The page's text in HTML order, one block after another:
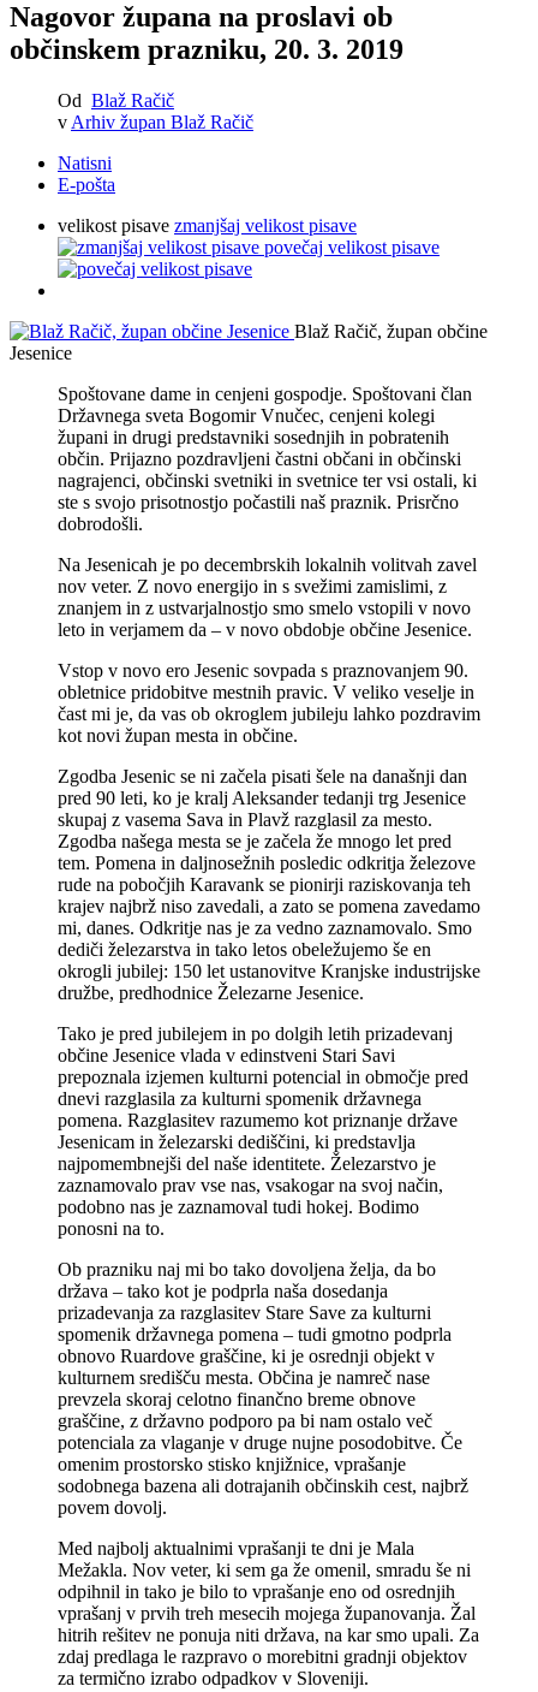
Nagovor župana na proslavi ob
občinskem prazniku, 20. 3. 2019
Od Blaž Račič
v Arhiv župan Blaž Račič
Natisni
E-pošta
velikost pisave zmanjšaj velikost pisave
povečaj velikost pisave
Blaž Račič, župan občine
Jesenice
Spoštovane dame in cenjeni gospodje. Spoštovani član
Državnega sveta Bogomir Vnučec, cenjeni kolegi
župani in drugi predstavniki sosednjih in pobratenih
občin. Prijazno pozdravljeni častni občani in občinski
nagrajenci, občinski svetniki in svetnice ter vsi ostali, ki
ste s svojo prisotnostjo počastili naš praznik. Prisrčno
dobrodošli.
Na Jesenicah je po decembrskih lokalnih volitvah zavel
nov veter. Z novo energijo in s svežimi zamislimi, z
znanjem in z ustvarjalnostjo smo smelo vstopili v novo
leto in verjamem da – v novo obdobje občine Jesenice.
Vstop v novo ero Jesenic sovpada s praznovanjem 90.
obletnice pridobitve mestnih pravic. V veliko veselje in
čast mi je, da vas ob okroglem jubileju lahko pozdravim
kot novi župan mesta in občine.
Zgodba Jesenic se ni začela pisati šele na današnji dan
pred 90 leti, ko je kralj Aleksander tedanji trg Jesenice
skupaj z vasema Sava in Plavž razglasil za mesto.
Zgodba našega mesta se je začela že mnogo let pred
tem. Pomena in daljnosežnih posledic odkritja železove
rude na pobočjih Karavank se pionirji raziskovanja teh
krajev najbrž niso zavedali, a zato se pomena zavedamo
mi, danes. Odkritje nas je za vedno zaznamovalo. Smo
dediči železarstva in tako letos obeležujemo še en
okrogli jubilej: 150 let ustanovitve Kranjske industrijske
družbe, predhodnice Železarne Jesenice.
Tako je pred jubilejem in po dolgih letih prizadevanj
občine Jesenice vlada v edinstveni Stari Savi
prepoznala izjemen kulturni potencial in območje pred
dnevi razglasila za kulturni spomenik državnega
pomena. Razglasitev razumemo kot priznanje države
Jesenicam in železarski dediščini, ki predstavlja
najpomembnejši del naše identitete. Železarstvo je
zaznamovalo prav vse nas, vsakogar na svoj način,
podobno nas je zaznamoval tudi hokej. Bodimo
ponosni na to.
Ob prazniku naj mi bo tako dovoljena želja, da bo
država – tako kot je podprla naša dosedanja
prizadevanja za razglasitev Stare Save za kulturni
spomenik državnega pomena – tudi gmotno podprla
obnovo Ruardove graščine, ki je osrednji objekt v
kulturnem središču mesta. Občina je namreč nase
prevzela skoraj celotno finančno breme obnove
graščine, z državno podporo pa bi nam ostalo več
potenciala za vlaganje v druge nujne posodobitve. Če
omenim prostorsko stisko knjižnice, vprašanje
sodobnega bazena ali dotrajanih občinskih cest, najbrž
povem dovolj.
Med najbolj aktualnimi vprašanji te dni je Mala
Mežakla. Nov veter, ki sem ga že omenil, smradu še ni
odpihnil in tako je bilo to vprašanje eno od osrednjih
vprašanj v prvih treh mesecih mojega županovanja. Žal
hitrih rešitev ne ponuja niti država, na kar smo upali. Za
zdaj predlaga le razpravo o morebitni gradnji objektov
za termično izrabo odpadkov v Sloveniji.